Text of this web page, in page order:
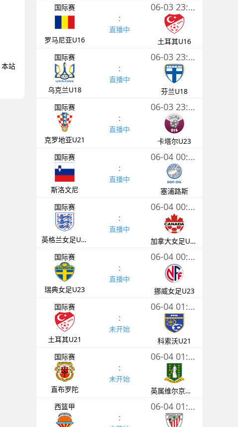
站
国际赛
罗马尼亚U16
:
直播中
06-03 23:00
土耳其U16
国际赛
乌克兰U18
:
直播中
06-03 23:30
芬兰U18
国际赛
克罗地亚U21
:
直播中
06-03 23:30
卡塔尔U23
国际赛
斯洛文尼
:
直播中
06-04 00:00
塞浦路斯
国际赛
英格兰女足U20
:
直播中
06-04 00:00
加拿大女足U20
国际赛
瑞典女足U23
:
直播中
06-04 00:30
挪威女足U23
国际赛
土耳其U21
:
未开始
06-04 01:00
科索沃U21
国际赛
直布罗陀
:
未开始
06-04 01:00
英属维尔京群岛
西篮甲
:
06-04 01:00